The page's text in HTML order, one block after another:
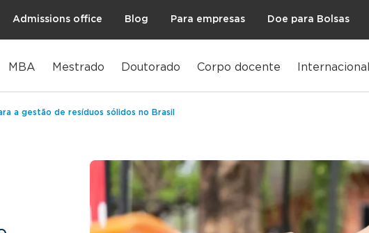
Admissions office Blog Para empresas Doe para Bolsas
MBA Mestrado Doutorado Corpo docente Internacional
a gestão de resíduos sólidos no Brasil